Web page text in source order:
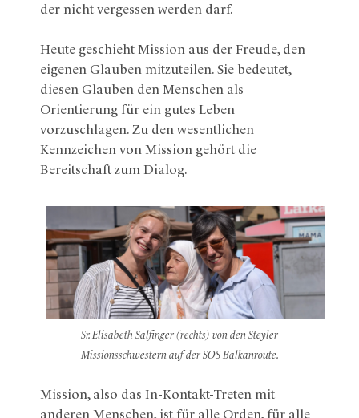
der nicht vergessen werden darf.
Heute geschieht Mission aus der Freude, den
eigenen Glauben mitzuteilen. Sie bedeutet,
diesen Glauben den Menschen als
Orientierung für ein gutes Leben
vorzuschlagen. Zu den wesentlichen
Kennzeichen von Mission gehört die
Bereitschaft zum Dialog.
Sr. Elisabeth Salfinger (rechts) von den Steyler
Missionsschwestern auf der SOS-Balkanroute.
Mission, also das In-Kontakt-Treten mit